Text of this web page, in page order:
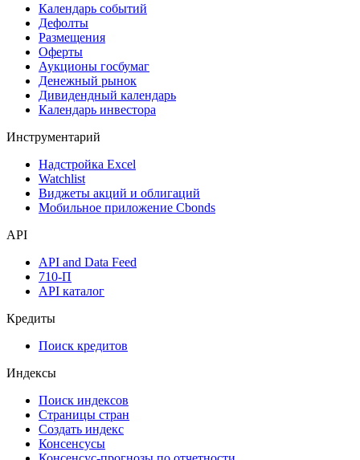
Календарь событий
Дефолты
Размещения
Оферты
Аукционы госбумаг
Денежный рынок
Дивидендный календарь
Календарь инвестора
Инструментарий
Надстройка Excel
Watchlist
Виджеты акций и облигаций
Мобильное приложение Cbonds
API
API and Data Feed
710-П
API каталог
Кредиты
Поиск кредитов
Индексы
Поиск индексов
Страницы стран
Создать индекс
Консенсусы